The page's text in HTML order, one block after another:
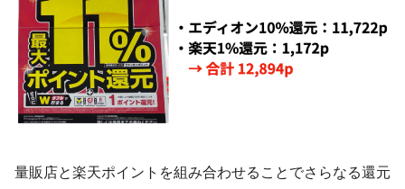
量販店と楽天ポイントを組み合わせることでさらなる還元